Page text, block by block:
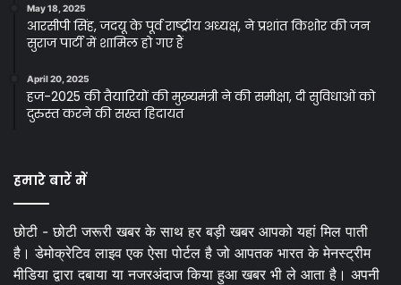
May 18, 2025
आरसीपी सिंह, जदयू के पूर्व राष्ट्रीय अध्यक्ष, ने प्रशांत किशोर की जन
सुराज पार्टी में शामिल हो गए हैं
April 20, 2025
हज-2025 की तैयारियों की मुख्यमंत्री ने की समीक्षा, दी सुविधाओं को
दुरुस्त करने की सख्त हिदायत
हमारे बारें में
छोटी - छोटी जरूरी खबर के साथ हर बड़ी खबर आपको यहां मिल पाती
है। डेमोक्रेटिव लाइव एक ऐसा पोर्टल है जो आपतक भारत के मेनस्ट्रीम
मीडिया द्वारा दबाया या नजरअंदाज किया हुआ खबर भी ले आता है। अपनी